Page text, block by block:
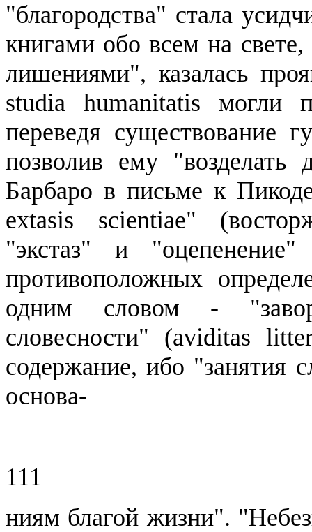
"благородства" стала
книгами обо всем на
лишениями", казалась
studia
humanitatis могли
переведя существование
позволив ему
Барбаро в письме к
extasis
scientiae"
"экстаз" и
противоположных
одним словом - "
словесности" (aviditas
содержание, ибо "занятия
основа-
111
ниям благой жизни".